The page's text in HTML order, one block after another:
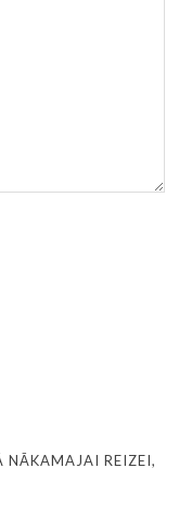
NĀKAMAJAI REIZEI,